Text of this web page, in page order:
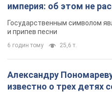
империя: об этом не
Государственным символом
и припев песни
6 годин тому 25,6 т.
Александру
известно о трех детях